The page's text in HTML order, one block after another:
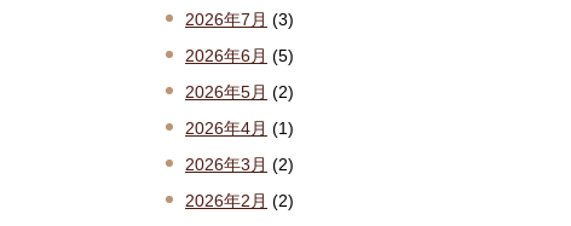
2026年7月 (3)
2026年6月 (5)
2026年5月 (2)
2026年4月 (1)
2026年3月 (2)
2026年2月 (2)